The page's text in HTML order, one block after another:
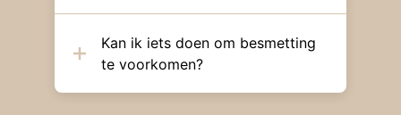
Kan ik iets doen om besmetting
te voorkomen?